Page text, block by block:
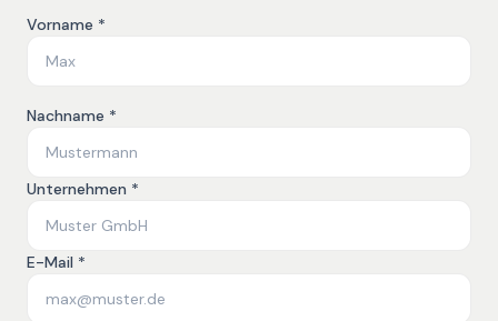
Vorname *
Nachname *
Unternehmen *
E-Mail *